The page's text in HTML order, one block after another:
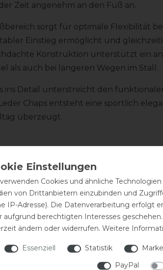
Zeit angenehm an den Fuß an.
sorgt für optimale Flexibilität
Einstieg ermöglicht und
Konstruktion unterstützt ein
als auch bei längeren Wegen im Stall.
ins Detail unterstreicht den
Chaps entsteht eine sportlich
überzeugt.
gefallen?
dich
Cookies und ähnliche
von Drittanbietern einzubinden und
IP-Adresse). Die Datenverarbeitung erfolgt
aufgrund berechtigten Interesses
ändern oder widerrufen. Weitere
Essenziell Statistik
PayPal